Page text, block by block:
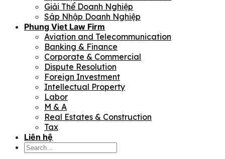
Giải Thể Doanh Nghiệp
Sáp Nhập Doanh Nghiệp
Phung Viet Law Firm
Aviation and Telecommunication
Banking & Finance
Corporate & Commercial
Dispute Resolution
Foreign Investment
Intellectual Property
Labor
M & A
Real Estates & Construction
Tax
Liên hệ